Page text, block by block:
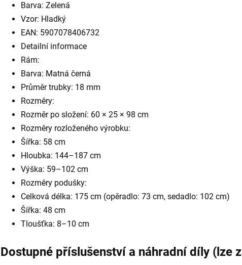
Barva: Zelená
Vzor: Hladký
EAN: 5907078406732
Detailní informace
Rám:
Barva: Matná černá
Průměr trubky: 18 mm
Rozměry:
Rozměr po složení: 60 × 25 × 98 cm
Rozměry rozloženého výrobku:
Šířka: 58 cm
Hloubka: 144–187 cm
Výška: 59–102 cm
Rozměry podušky:
Celková délka: 175 cm (opěradlo: 73 cm, sedadlo: 102 cm)
Šířka: 48 cm
Tloušťka: 8–10 cm
Dostupné příslušenství a náhradní díly (lze